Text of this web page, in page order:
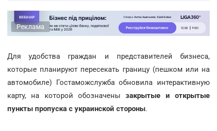
Реклама
Для удобства граждан и представителей бизнеса,
которые планируют пересекать границу (пешком или на
автомобиле) Гостаможслужба обновила интерактивную
карту, на которой обозначены закрытые и открытые
пункты пропуска с украинской стороны.